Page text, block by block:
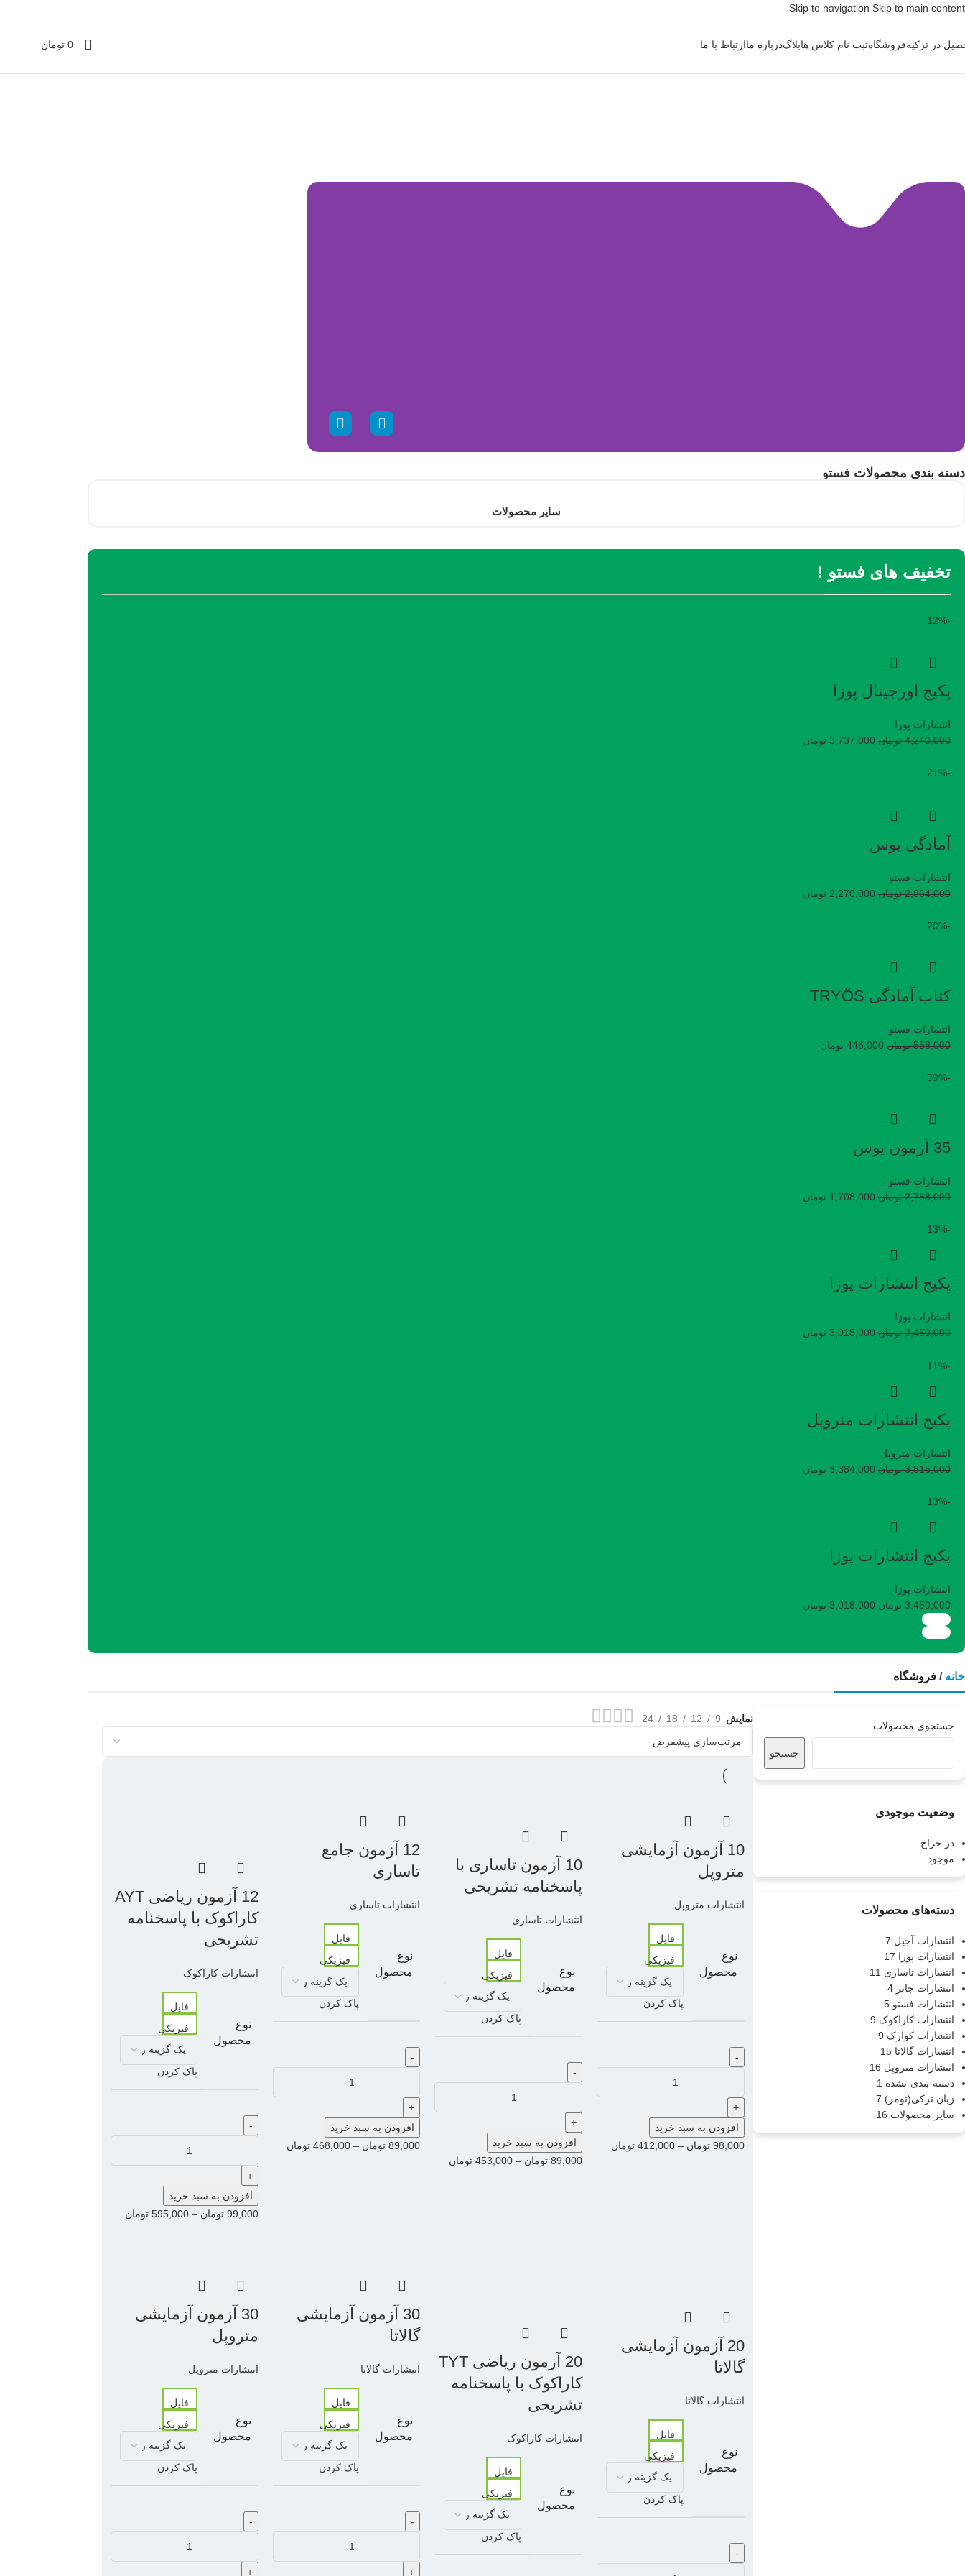
Skip to navigation Skip to main content
در ترکیهفروشگاهثبت نام کلاس هابلاگدرباره ماارتباط با ما 0 تومان
دسته بندی محصولات فستو
سایر محصولات
تخفیف های فستو !
-12%
پکیج اورجینال پوزا
انتشارات پوزا
4,240,000 تومان 3,737,000 تومان
-21%
آمادگی یوس
انتشارات فستو
2,864,000 تومان 2,270,000 تومان
-20%
کتاب آمادگی TRYÖS
انتشارات فستو
558,000 تومان 446,000 تومان
-39%
35 آزمون یوس
انتشارات فستو
2,788,000 تومان 1,708,000 تومان
-13%
پکیج انتشارات پوزا
انتشارات پوزا
3,450,000 تومان 3,018,000 تومان
-11%
پکیج انتشارات متروپل
انتشارات متروپل
3,815,000 تومان 3,384,000 تومان
-13%
پکیج انتشارات پوزا
انتشارات پوزا
3,450,000 تومان 3,018,000 تومان
خانه / فروشگاه
جستجوی محصولات
جستجو
وضعیت موجودی
در حراج
موجود
دسته‌های محصولات
انتشارات آجیل 7
انتشارات پوزا 17
انتشارات تاساری 11
انتشارات جانر 4
انتشارات فستو 5
انتشارات کاراکوک 9
انتشارات کوارک 9
انتشارات گالاتا 15
انتشارات متروپل 16
دسته-بندی-نشده 1
زبان ترکی(تومر) 7
سایر محصولات 16
نمایش 9
12
18
24
10 آزمون آزمایشی
متروپل
انتشارات متروپل
نوع
محصول
فایل
فیزیکی
پاک کردن
-
+
افزودن به سبد خرید
98,000 تومان –
412,000 تومان
10 آزمون تاساری با
پاسخنامه تشریحی
انتشارات تاساری
نوع
محصول
فایل
فیزیکی
پاک کردن
-
+
افزودن به سبد خرید
89,000 تومان –
453,000 تومان
12 آزمون جامع
تاساری
انتشارات تاساری
نوع
محصول
فایل
فیزیکی
پاک کردن
-
+
افزودن به سبد خرید
89,000 تومان –
468,000 تومان
12 آزمون ریاضی AYT
کاراکوک با پاسخنامه
تشریحی
انتشارات کاراکوک
نوع
محصول
فایل
فیزیکی
پاک کردن
-
+
افزودن به سبد خرید
99,000 تومان –
595,000 تومان
20 آزمون آزمایشی
گالاتا
انتشارات گالاتا
نوع
محصول
فایل
فیزیکی
پاک کردن
-
20 آزمون ریاضی TYT
کاراکوک با پاسخنامه
تشریحی
انتشارات کاراکوک
نوع
محصول
فایل
فیزیکی
پاک کردن
30 آزمون آزمایشی
گالاتا
انتشارات گالاتا
نوع
محصول
فایل
فیزیکی
پاک کردن
-
+
30 آزمون آزمایشی
متروپل
انتشارات متروپل
نوع
محصول
فایل
فیزیکی
پاک کردن
-
+